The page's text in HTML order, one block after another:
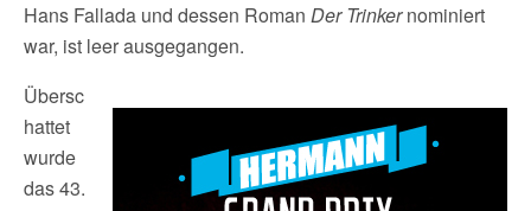
Hans Fallada und dessen Roman Der Trinkernominiert
war, ist leer ausgegangen.
Übersc
hattet
wurde
das 43.